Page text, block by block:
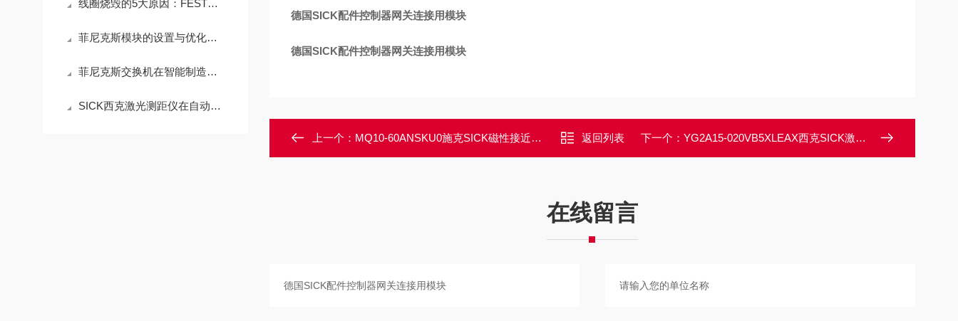
线圈烧毁的5大原因：FESTO电磁阀保护措施
菲尼克斯模块的设置与优化技巧
菲尼克斯交换机在智能制造中的应用场景
SICK西克激光测距仪在自动化生产线的应用
德国SICK配件控制器网关连接用模块
德国SICK配件控制器网关连接用模块
上一个： MQ10-60ANSKU0施克SICK磁性接近传感器订货号1078007 返回列表 下一个： YG2A15-020VB5XLEAX西克SICK激光扫描仪配件插头和电缆螺旋接口
在线留言